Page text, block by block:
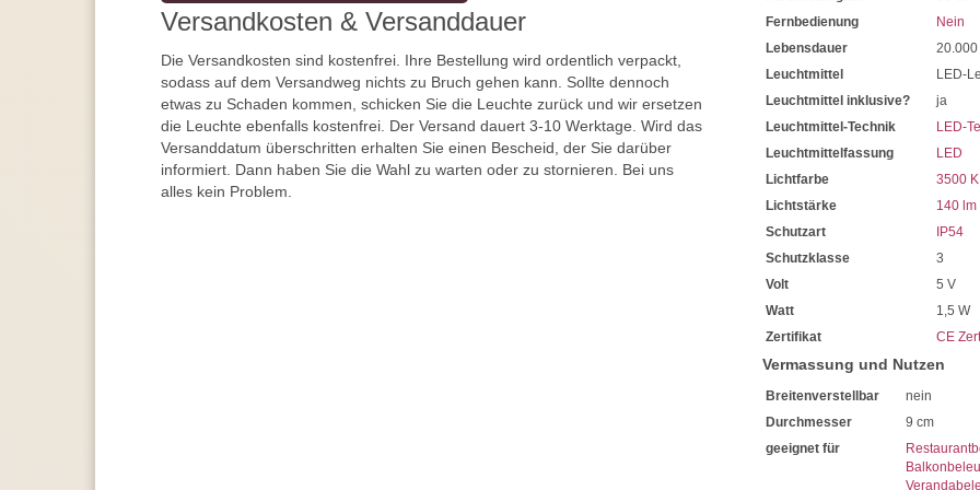
Mit der Schutzklasse 3
Die dimmbare Tischleuchte
Für den Außenbereich,
Somit eine tolle
Lässt sich auch in die
Vor Staubablagerungen im
Mit einer Höhe von 27,5 cm
Der Durchmesser beträgt 9
Verbaut ist hier 1 x 1,5 Watt
140 Lumen hohe
Das Licht ist einstellbar in
2200 Kelvin wohlig
3500 Kelvin Neutral-
Mit einer Farbwiedergabe
Abends sehen Sie das
Sehr hohe Lebensdauer
Sie haben bei uns 5 Jahre
Bei Fragen, kontaktieren Sie
Wir freuen uns auf Ihre
Versandkosten & Versanddauer
Die Versandkosten sind kostenfrei. Ihre Bestellung wird ordentlich verpackt,
sodass auf dem Versandweg nichts zu Bruch gehen kann. Sollte dennoch
etwas zu Schaden kommen, schicken Sie die Leuchte zurück und wir ersetzen
die Leuchte ebenfalls kostenfrei. Der Versand dauert 3-10 Werktage. Wird das
Versanddatum überschritten erhalten Sie einen Bescheid, der Sie darüber
informiert. Dann haben Sie die Wahl zu warten oder zu stornieren. Bei uns
alles kein Problem.
Fernbedienung
Nein
Lebensdauer
20.000
Leuchtmittel
LED-
Leuchtmittel inklusive?
ja
Leuchtmittel-Technik
LED-
Leuchtmittelfassung
LED
Lichtfarbe
3500 K
Lichtstärke
140 lm
Schutzart
IP54
Schutzklasse
3
Volt
5 V
Watt
1,5 W
Zertifikat
CE
Vermassung und Nutzen
Breitenverstellbar
nein
Durchmesser
9 cm
geeignet für